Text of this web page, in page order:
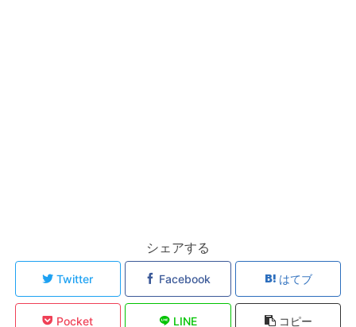
シェアする
Twitter Facebook はてブ
Pocket LINE コピー